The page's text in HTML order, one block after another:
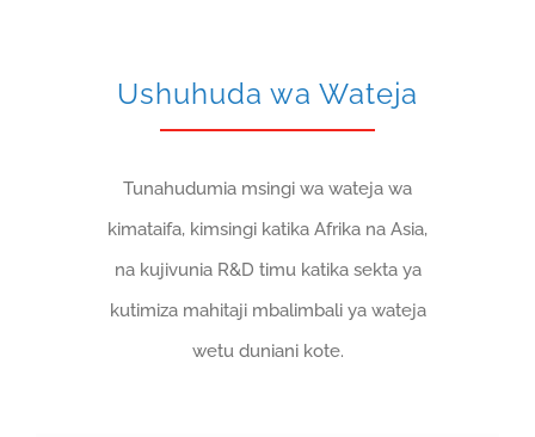
Ushuhuda wa Wateja
Tunahudumia msingi wa wateja wa
kimataifa, kimsingi katika Afrika na Asia,
na kujivunia R&D timu katika sekta ya
kutimiza mahitaji mbalimbali ya wateja
wetu duniani kote.